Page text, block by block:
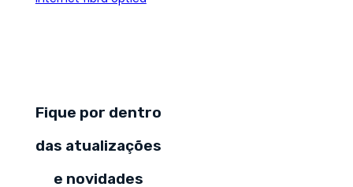
Fique por dentro
das atualizações
e novidades